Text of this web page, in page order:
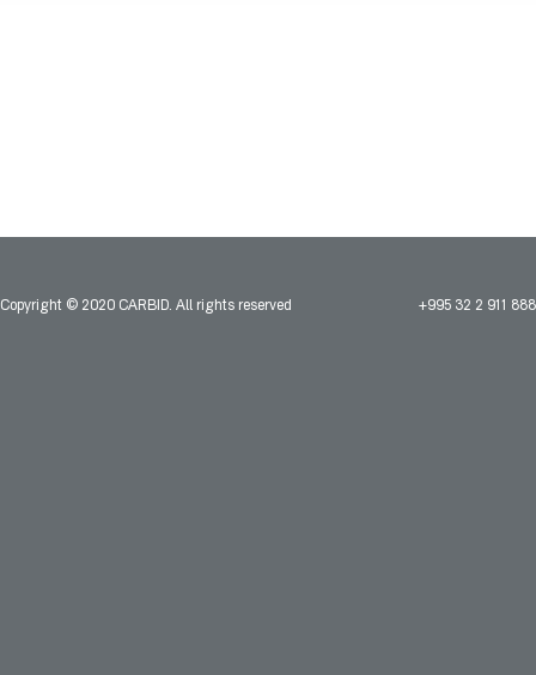
Copyright © 2020 CARBID. All rights reserved +995 32 2 911 888